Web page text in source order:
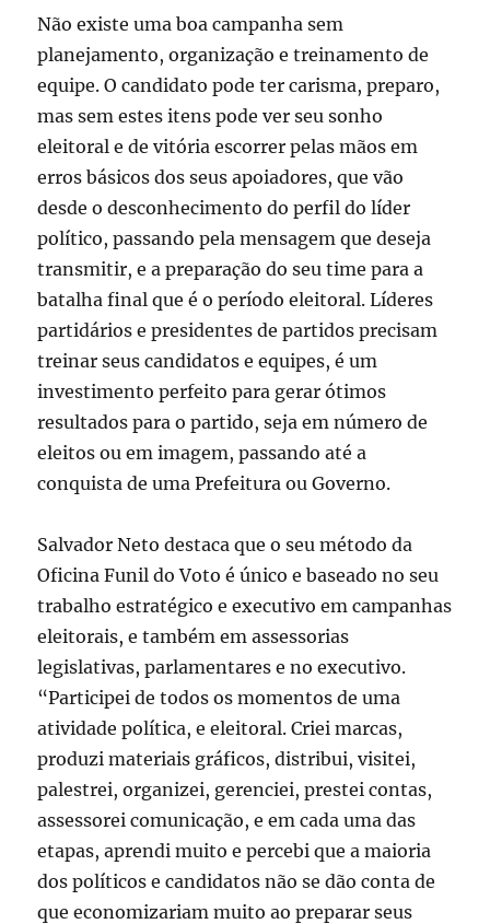
Não existe uma boa campanha sem
planejamento, organização e treinamento de
equipe. O candidato pode ter carisma, preparo,
mas sem estes itens pode ver seu sonho
eleitoral e de vitória escorrer pelas mãos em
erros básicos dos seus apoiadores, que vão
desde o desconhecimento do perfil do líder
político, passando pela mensagem que deseja
transmitir, e a preparação do seu time para a
batalha final que é o período eleitoral. Líderes
partidários e presidentes de partidos precisam
treinar seus candidatos e equipes, é um
investimento perfeito para gerar ótimos
resultados para o partido, seja em número de
eleitos ou em imagem, passando até a
conquista de uma Prefeitura ou Governo.
Salvador Neto destaca que o seu método da
Oficina Funil do Voto é único e baseado no seu
trabalho estratégico e executivo em campanhas
eleitorais, e também em assessorias
legislativas, parlamentares e no executivo.
“Participei de todos os momentos de uma
atividade política, e eleitoral. Criei marcas,
produzi materiais gráficos, distribui, visitei,
palestrei, organizei, gerenciei, prestei contas,
assessorei comunicação, e em cada uma das
etapas, aprendi muito e percebi que a maioria
dos políticos e candidatos não se dão conta de
que economizariam muito ao preparar seus